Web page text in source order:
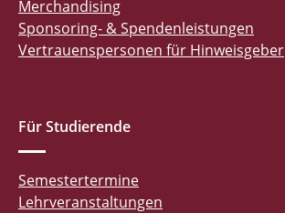
Merchandising
Sponsoring- & Spendenleistungen
Vertrauenspersonen für Hinweisgeber
Für Studierende
Semestertermine
Lehrveranstaltungen